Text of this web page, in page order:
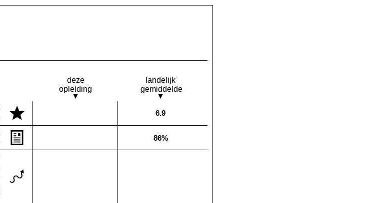
deze
opleiding
landelijk
gemiddelde
Landelijk gemiddelde:
6.9
Landelijk gemiddelde:
86%